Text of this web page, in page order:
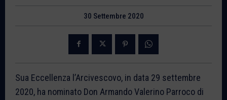
30 Settembre 2020
Sua Eccellenza l’Arcivescovo, in data 29 settembre
2020, ha nominato Don Armando Valerino Parroco di